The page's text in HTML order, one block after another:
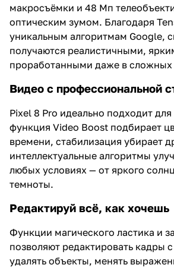
макросъёмки и 48 Мп
оптическим зумом. Благодаря
уникальным алгоритмам Google,
получаются реалистичными,
проработанными даже в сложных
Видео с профессиональной
Pixel 8 Pro идеально подходит
функция Video Boost подбирает
времени, стабилизация убирает
интеллектуальные алгоритмы
любых условиях — от яркого
темноты.
Редактируй всё, как хочешь
Функции магического ластика и
позволяют редактировать кадры
удалять объекты, менять